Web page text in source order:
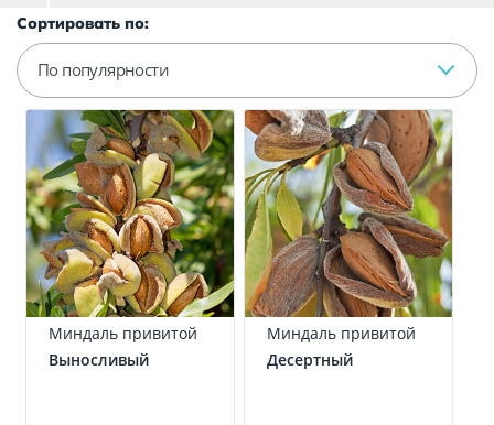
Сортировать по:
По популярности
Миндаль привитой
Выносливый
Миндаль привитой
Десертный